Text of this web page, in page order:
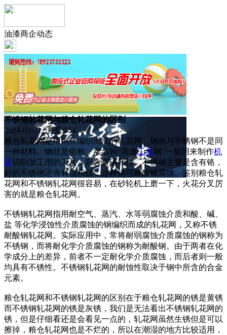
油漆商企动态
不锈钢轧花网与粮仓轧花网的区别
2024-01-31 浏览:154
粮仓轧花网是用钢丝编织而成的轧花网。钢丝与不锈钢不是同
一种材料。钢丝是俗称，学名叫“高速工具钢”一般用来制作机
床切削加工用的刀具，它含有碳和锰。不锈钢主要是含有铬，
好的不锈钢还含有镍和钛，这种钢可耐酸碱腐蚀。鉴别粮仓轧
花网和不锈钢轧花网很容易，在砂轮机上磨一下，火花分叉厉
害的就是粮仓轧花网。
不锈钢轧花网指用耐空气、蒸汽、水等弱腐蚀介质和酸、碱、
盐 等化学浸蚀性介质腐蚀的钢编织而成的轧花网，又称不锈
耐酸钢轧花网。实际应用中，常将耐弱腐蚀介质腐蚀的钢称为
不锈钢，而将耐化学介质腐蚀的钢称为耐酸钢。由于两者在化
学成分上的差异，前者不一定耐化学介质腐蚀，而后者则一般
均具有不锈性。不锈钢轧花网的耐蚀性取决于钢中所含的合金
元素。
粮仓轧花网和不锈钢轧花网的区别在于粮仓轧花网的锈是黄锈
而不锈钢轧花网的锈是灰锈，我们是无法看出不锈钢轧花网的
锈，但是仔细看还是会看见一点的，轧花网虽然生锈但是可以
擦掉，粮仓轧花网也是不烂的，所以在潮湿的地方比较适用，